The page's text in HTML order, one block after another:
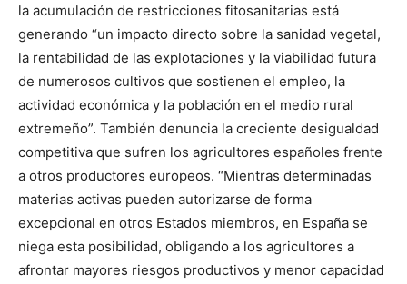
la acumulación de restricciones fitosanitarias está
generando “un impacto directo sobre la sanidad vegetal,
la rentabilidad de las explotaciones y la viabilidad futura
de numerosos cultivos que sostienen el empleo, la
actividad económica y la población en el medio rural
extremeño”. También denuncia la creciente desigualdad
competitiva que sufren los agricultores españoles frente
a otros productores europeos. “Mientras determinadas
materias activas pueden autorizarse de forma
excepcional en otros Estados miembros, en España se
niega esta posibilidad, obligando a los agricultores a
afrontar mayores riesgos productivos y menor capacidad